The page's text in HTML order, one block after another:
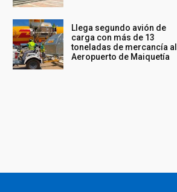
Llega segundo avión de
carga con más de 13
toneladas de mercancía al
Aeropuerto de Maiquetía